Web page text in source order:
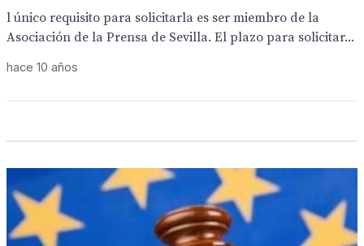
l único requisito para solicitarla es ser miembro de la
Asociación de la Prensa de Sevilla. El plazo para solicitar...
hace 10 años